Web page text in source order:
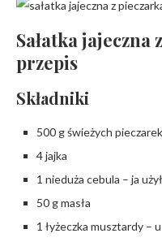
Sałatka
przepis
Składniki
500 g świeżych pieczarek
4 jajka
1 nieduża cebula – ja
50 g masła
1 łyżeczka musztardy –